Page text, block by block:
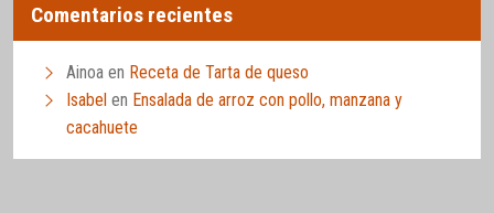
Comentarios recientes
Ainoa en Receta de Tarta de queso
Isabel en Ensalada de arroz con pollo, manzana y
cacahuete